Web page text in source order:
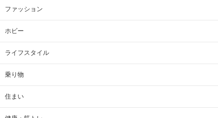
ファッション
ホビー
ライフスタイル
乗り物
住まい